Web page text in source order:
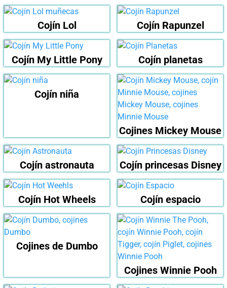
Cojín Lol Cojín Rapunzel
Cojín My Little Pony Cojín planetas
Cojín niña
Cojines Mickey Mouse
Cojín astronauta Cojín princesas Disney
Cojín Hot Wheels Cojín espacio
Cojines de Dumbo
Cojines Winnie Pooh